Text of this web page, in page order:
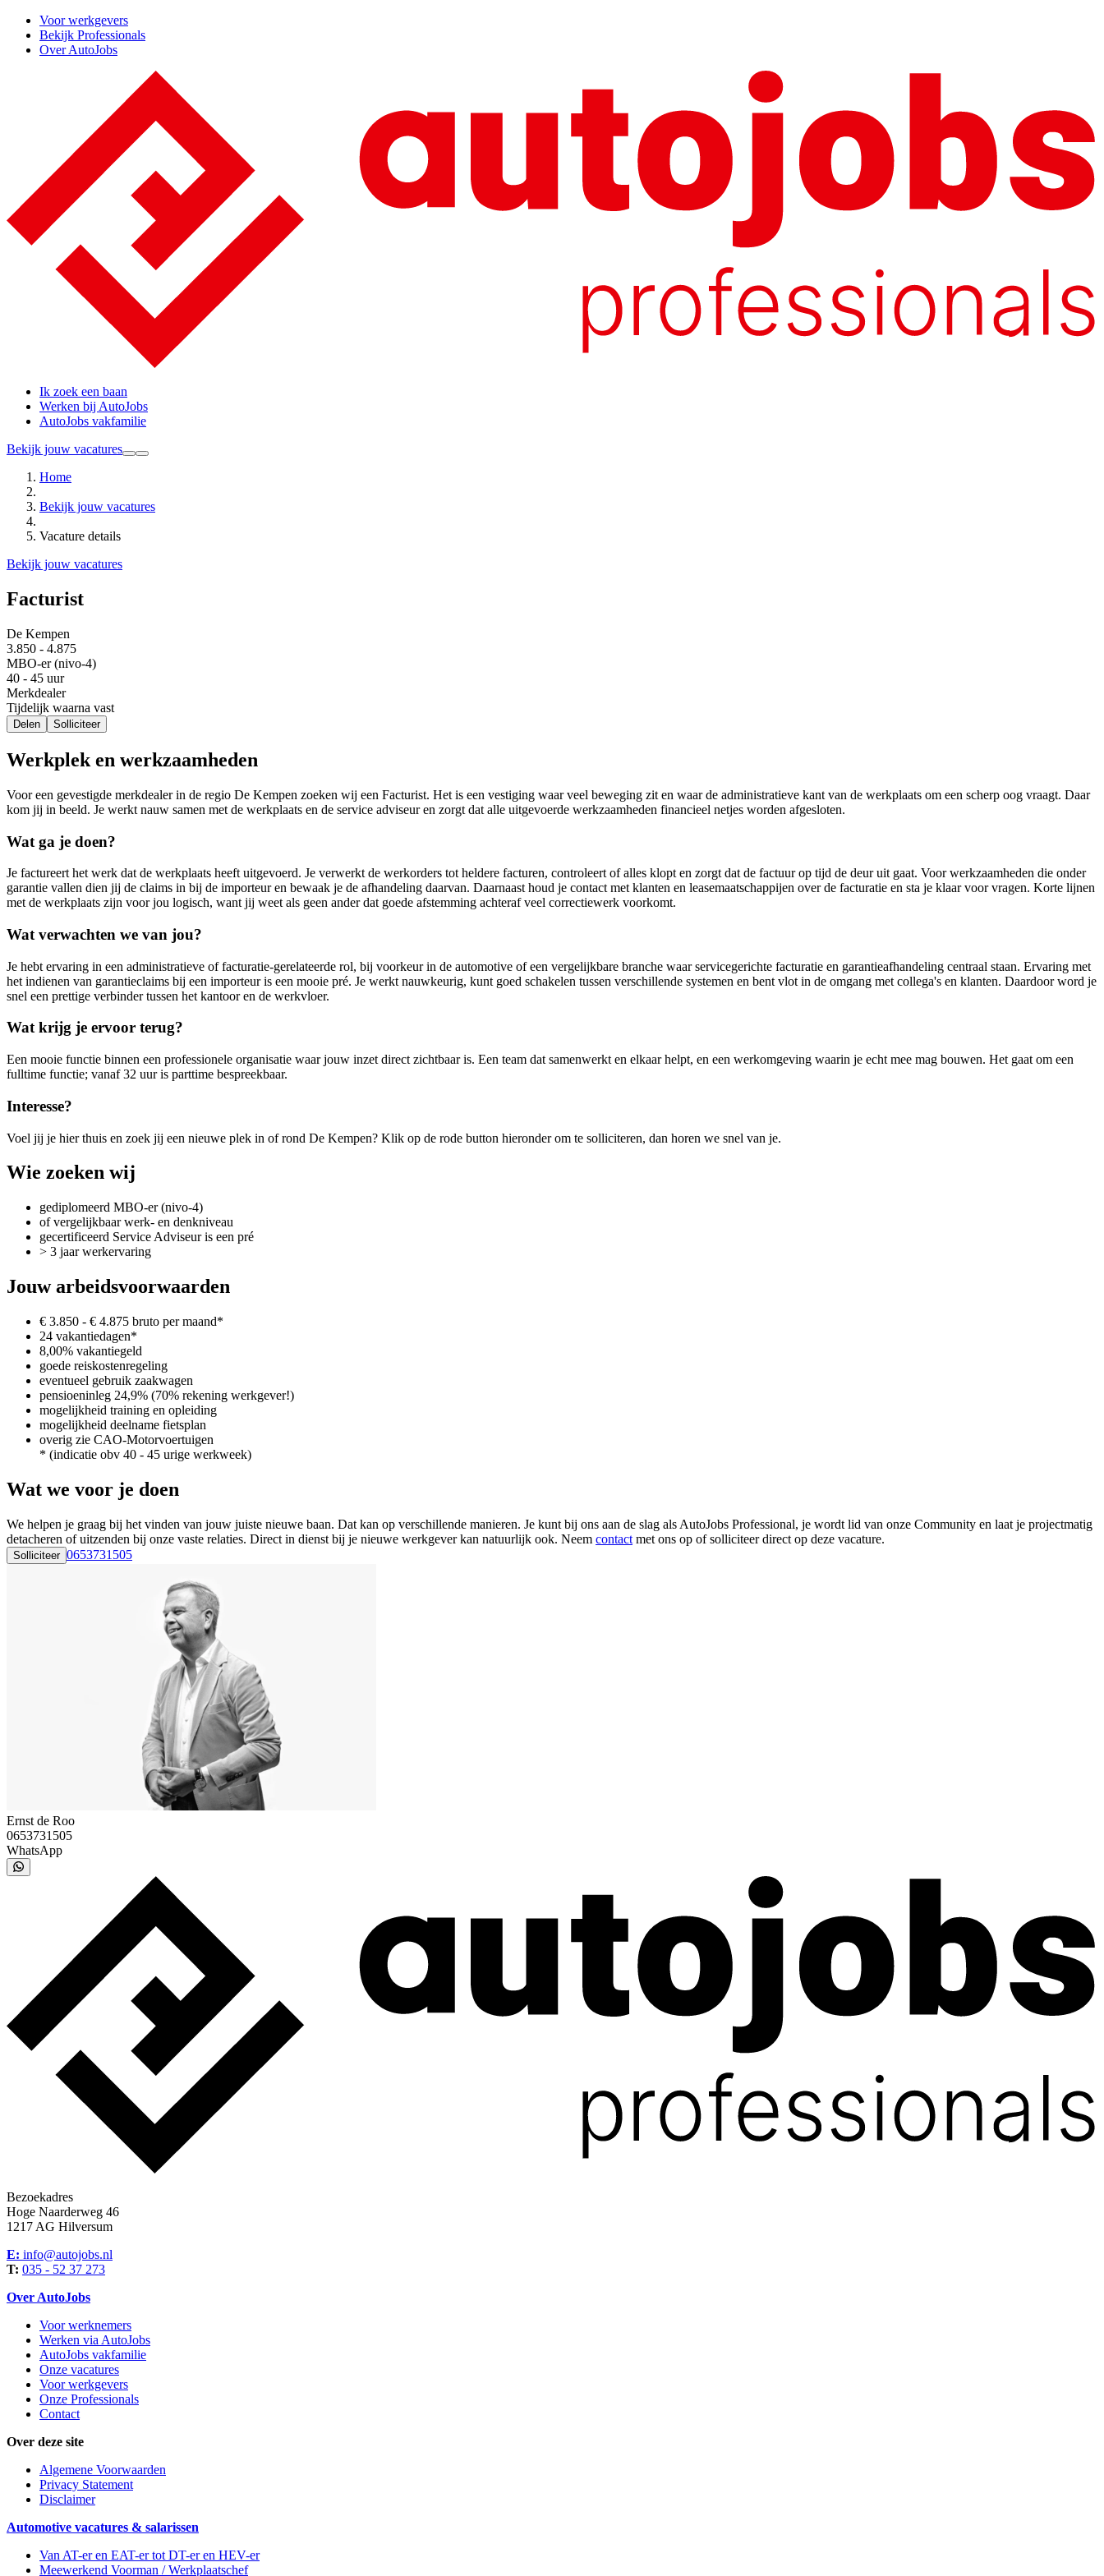
Voor werkgevers
Bekijk Professionals
Over AutoJobs
Ik zoek een baan
Werken bij AutoJobs
AutoJobs vakfamilie
Bekijk jouw vacatures
Home
Bekijk jouw vacatures
Vacature details
Bekijk jouw vacatures
Facturist
De Kempen
3.850 - 4.875
MBO-er (nivo-4)
40 - 45 uur
Merkdealer
Tijdelijk waarna vast
Delen Solliciteer
Werkplek en werkzaamheden
Voor een gevestigde merkdealer in de regio De Kempen zoeken wij een Facturist. Het is een vestiging waar veel beweging zit en waar de administratieve kant van de werkplaats om een scherp oog vraagt. Daar
kom jij in beeld. Je werkt nauw samen met de werkplaats en de service adviseur en zorgt dat alle uitgevoerde werkzaamheden financieel netjes worden afgesloten.
Wat ga je doen?
Je factureert het werk dat de werkplaats heeft uitgevoerd. Je verwerkt de werkorders tot heldere facturen, controleert of alles klopt en zorgt dat de factuur op tijd de deur uit gaat. Voor werkzaamheden die onder
garantie vallen dien jij de claims in bij de importeur en bewaak je de afhandeling daarvan. Daarnaast houd je contact met klanten en leasemaatschappijen over de facturatie en sta je klaar voor vragen. Korte lijnen
met de werkplaats zijn voor jou logisch, want jij weet als geen ander dat goede afstemming achteraf veel correctiewerk voorkomt.
Wat verwachten we van jou?
Je hebt ervaring in een administratieve of facturatie-gerelateerde rol, bij voorkeur in de automotive of een vergelijkbare branche waar servicegerichte facturatie en garantieafhandeling centraal staan. Ervaring met
het indienen van garantieclaims bij een importeur is een mooie pré. Je werkt nauwkeurig, kunt goed schakelen tussen verschillende systemen en bent vlot in de omgang met collega's en klanten. Daardoor word je
snel een prettige verbinder tussen het kantoor en de werkvloer.
Wat krijg je ervoor terug?
Een mooie functie binnen een professionele organisatie waar jouw inzet direct zichtbaar is. Een team dat samenwerkt en elkaar helpt, en een werkomgeving waarin je echt mee mag bouwen. Het gaat om een
fulltime functie; vanaf 32 uur is parttime bespreekbaar.
Interesse?
Voel jij je hier thuis en zoek jij een nieuwe plek in of rond De Kempen? Klik op de rode button hieronder om te solliciteren, dan horen we snel van je.
Wie zoeken wij
gediplomeerd MBO-er (nivo-4)
of vergelijkbaar werk- en denkniveau
gecertificeerd Service Adviseur is een pré
> 3 jaar werkervaring
Jouw arbeidsvoorwaarden
€ 3.850 - € 4.875 bruto per maand*
24 vakantiedagen*
8,00% vakantiegeld
goede reiskostenregeling
eventueel gebruik zaakwagen
pensioeninleg 24,9% (70% rekening werkgever!)
mogelijkheid training en opleiding
mogelijkheid deelname fietsplan
overig zie CAO-Motorvoertuigen
* (indicatie obv 40 - 45 urige werkweek)
Wat we voor je doen
We helpen je graag bij het vinden van jouw juiste nieuwe baan. Dat kan op verschillende manieren. Je kunt bij ons aan de slag als AutoJobs Professional, je wordt lid van onze Community en laat je projectmatig
detacheren of uitzenden bij onze vaste relaties. Direct in dienst bij je nieuwe werkgever kan natuurlijk ook. Neem contact met ons op of solliciteer direct op deze vacature.
Solliciteer 0653731505
Ernst de Roo
0653731505
WhatsApp
Bezoekadres
Hoge Naarderweg 46
1217 AG Hilversum
E: info@autojobs.nl
T: 035 - 52 37 273
Over AutoJobs
Voor werknemers
Werken via AutoJobs
AutoJobs vakfamilie
Onze vacatures
Voor werkgevers
Onze Professionals
Contact
Over deze site
Algemene Voorwaarden
Privacy Statement
Disclaimer
Automotive vacatures & salarissen
Van AT-er en EAT-er tot DT-er en HEV-er
Meewerkend Voorman / Werkplaatschef